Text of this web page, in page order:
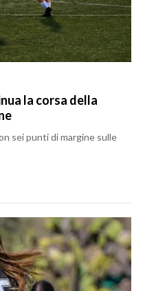
la corsa della
sei punti di margine sulle